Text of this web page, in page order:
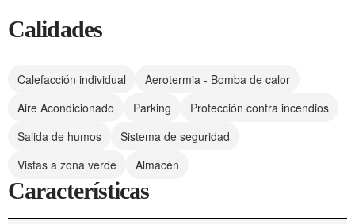
Calidades
Calefacción individual
Aerotermia - Bomba de calor
Aire Acondicionado
Parking
Protección contra incendios
Salida de humos
Sistema de seguridad
Vistas a zona verde
Almacén
Características